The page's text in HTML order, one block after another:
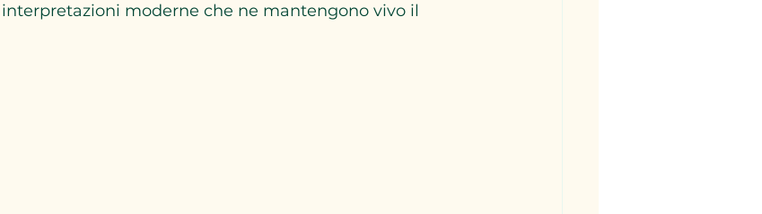
moderne che ne mantengono vivo il